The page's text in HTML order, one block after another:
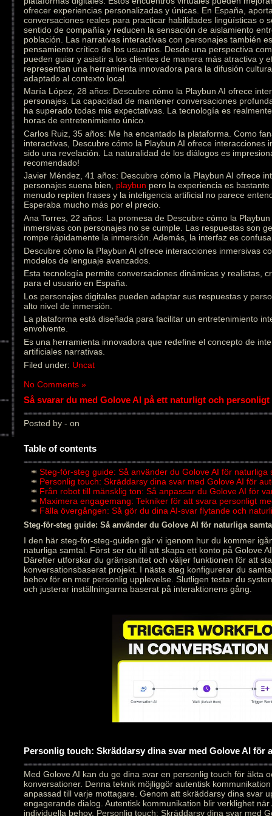
ofrecer experiencias personalizadas y únicas. En España,
conversaciones reales para practicar habilidades lingüísticas o
sentido de compañía y reducen la sensación de aislamiento
población. Las narrativas interactivas con personajes también
pensamiento crítico de los usuarios. Desde una perspectiva
pueden guiar y asistir a los clientes de manera más atractiva y
representan una herramienta innovadora para la difusión
adaptado al contexto local.
María López, 28 años: Descubre cómo la Playbun AI ofrece
personajes. La capacidad de mantener conversaciones
ha superado todas mis expectativas. La tecnología es
horas de entretenimiento único.
Carlos Ruiz, 35 años: Me ha encantado la plataforma. Como
interactivas, Descubre cómo la Playbun AI ofrece interacciones
sido una revelación. La naturalidad de los diálogos es
recomendado!
Javier Méndez, 41 años: Descubre cómo la Playbun AI ofrece
personajes suena bien, playbun pero la experiencia es
menudo repiten frases y la inteligencia artificial no parece
Esperaba mucho más por el precio.
Ana Torres, 22 años: La promesa de Descubre cómo la
inmersivas con personajes no se cumple. Las respuestas son
rompe rápidamente la inmersión. Además, la interfaz es
Descubre cómo la Playbun AI ofrece interacciones inmersivas
modelos de lenguaje avanzados.
Esta tecnología permite conversaciones dinámicas y realistas,
para el usuario en España.
Los personajes digitales pueden adaptar sus respuestas y
alto nivel de inmersión.
La plataforma está diseñada para facilitar un entretenimiento
envolvente.
Es una herramienta innovadora que redefine el concepto de
artificiales narrativas.
Filed under: Uncat
No Comments »
Så svarar du med Golove AI på ett naturligt och personligt
Posted by - on
Table of contents
Steg-för-steg guide: Så använder du Golove AI för naturliga
Personlig touch: Skräddarsy dina svar med Golove AI för
Från robot till mänsklig ton: Så anpassar du Golove AI för
Maximera engagemang: Tekniker för att svara personligt
Fälla övergången: Så gör du dina AI-svar flytande och
Steg-för-steg guide: Så använder du Golove AI för naturliga
I den här steg-för-steg-guiden går vi igenom hur du kommer
naturliga samtal. Först ser du till att skapa ett konto på Golove
Därefter utforskar du gränssnittet och väljer funktionen för att
konversationsbaserat projekt. I nästa steg konfigurerar du
behov för en mer personlig upplevelse. Slutligen testar du
och justerar inställningarna baserat på interaktionens gång.
Personlig touch: Skräddarsy dina svar med Golove AI för
Med Golove AI kan du ge dina svar en personlig touch för äkta
konversationer. Denna teknik möjliggör autentisk
anpassad till varje mottagare. Genom att skräddarsy dina svar
engagerande dialog. Autentisk kommunikation blir verklighet
individuella behov. Personlig touch: Skräddarsy dina svar med